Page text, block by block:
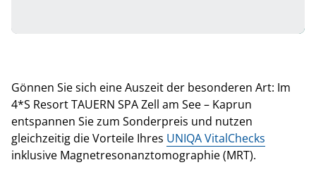
Gönnen Sie sich eine Auszeit der besonderen Art: Im
4*S Resort TAUERN SPA Zell am See – Kaprun
entspannen Sie zum Sonderpreis und nutzen
gleichzeitig die Vorteile Ihres UNIQA VitalChecks
inklusive Magnetresonanztomographie (MRT).